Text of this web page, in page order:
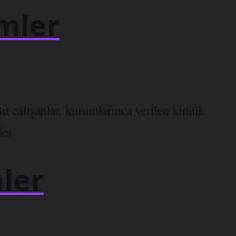
çalışanlar, kurumlarınca verilen kimlik